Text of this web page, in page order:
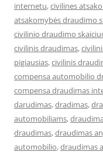
internetu,civilines
atsakomybės draudimo
civilinio draudimo
civilinis draudimas,
pigiausias,civilinis
compensa automobilio
compensa draudimas
darudimas,dradimas,
automobiliams,
draudimas,draudimas
automobilio,draudimas